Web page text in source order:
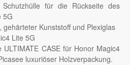
für die Rückseite des
5G
gehärteter Kunststoff und Plexiglas
Lite 5G
ULTIMATE CASE für Honor Magic4
luxuriöser Holzverpackung.